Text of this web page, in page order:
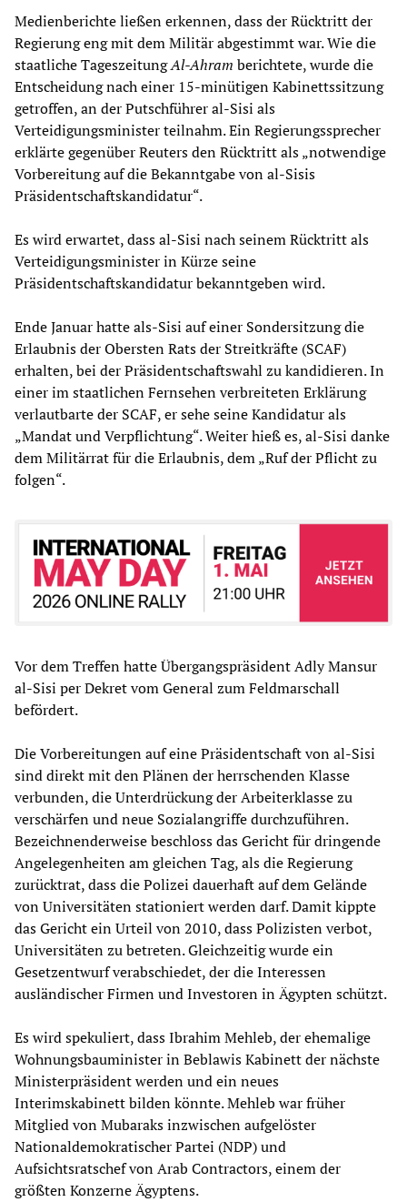
Medienberichte ließen erkennen, dass der Rücktritt der
Regierung eng mit dem Militär abgestimmt war. Wie die
staatliche TageszeitungAl-Ahram berichtete, wurde die
Entscheidung nach einer 15-minütigen Kabinettssitzung
getroffen, an der Putschführer al-Sisi als
Verteidigungsminister teilnahm. Ein Regierungssprecher
erklärte gegenüber Reuters den Rücktritt als „notwendige
Vorbereitung auf die Bekanntgabe von al-Sisis
Präsidentschaftskandidatur“.
Es wird erwartet, dass al-Sisi nach seinem Rücktritt als
Verteidigungsminister in Kürze seine
Präsidentschaftskandidatur bekanntgeben wird.
Ende Januar hatte als-Sisi auf einer Sondersitzung die
Erlaubnis der Obersten Rats der Streitkräfte (SCAF)
erhalten, bei der Präsidentschaftswahl zu kandidieren. In
einer im staatlichen Fernsehen verbreiteten Erklärung
verlautbarte der SCAF, er sehe seine Kandidatur als
„Mandat und Verpflichtung“. Weiter hieß es, al-Sisi danke
dem Militärrat für die Erlaubnis, dem „Ruf der Pflicht zu
folgen“.
Vor dem Treffen hatte Übergangspräsident Adly Mansur
al-Sisi per Dekret vom General zum Feldmarschall
befördert.
Die Vorbereitungen auf eine Präsidentschaft von al-Sisi
sind direkt mit den Plänen der herrschenden Klasse
verbunden, die Unterdrückung der Arbeiterklasse zu
verschärfen und neue Sozialangriffe durchzuführen.
Bezeichnenderweise beschloss das Gericht für dringende
Angelegenheiten am gleichen Tag, als die Regierung
zurücktrat, dass die Polizei dauerhaft auf dem Gelände
von Universitäten stationiert werden darf. Damit kippte
das Gericht ein Urteil von 2010, dass Polizisten verbot,
Universitäten zu betreten. Gleichzeitig wurde ein
Gesetzentwurf verabschiedet, der die Interessen
ausländischer Firmen und Investoren in Ägypten schützt.
Es wird spekuliert, dass Ibrahim Mehleb, der ehemalige
Wohnungsbauminister in Beblawis Kabinett der nächste
Ministerpräsident werden und ein neues
Interimskabinett bilden könnte. Mehleb war früher
Mitglied von Mubaraks inzwischen aufgelöster
Nationaldemokratischer Partei (NDP) und
Aufsichtsratschef von Arab Contractors, einem der
größten Konzerne Ägyptens.